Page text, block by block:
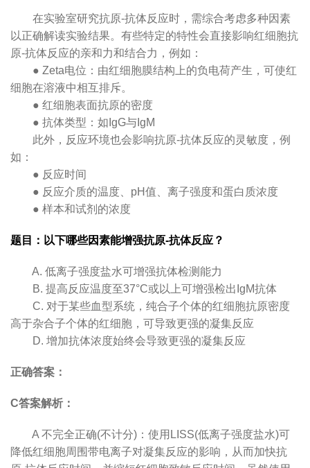
在实验室研究抗原-抗体反应时，需综合考虑多种因素
以正确解读实验结果。有些特定的特性会直接影响红细胞抗
原-抗体反应的亲和力和结合力，例如：
● Zeta电位：由红细胞膜结构上的负电荷产生，可使红
细胞在溶液中相互排斥。
● 红细胞表面抗原的密度
● 抗体类型：如IgG与IgM
此外，反应环境也会影响抗原-抗体反应的灵敏度，例
如：
● 反应时间
● 反应介质的温度、pH值、离子强度和蛋白质浓度
● 样本和试剂的浓度
题目：以下哪些因素能增强抗原-抗体反应？
A. 低离子强度盐水可增强抗体检测能力
B. 提高反应温度至37°C或以上可增强检出IgM抗体
C. 对于某些血型系统，纯合子个体的红细胞抗原密度
高于杂合子个体的红细胞，可导致更强的凝集反应
D. 增加抗体浓度始终会导致更强的凝集反应
正确答案：
C答案解析：
A 不完全正确(不计分)：使用LISS(低离子强度盐水)可
降低红细胞周围带电离子对凝集反应的影响，从而加快抗